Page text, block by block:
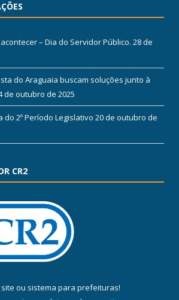
– Dia do Servidor Público. 28 de
do Araguaia buscam soluções junto à
de outubro de 2025
do 2º Período Legislativo 20 de outubro de
CR2
ou sistema para prefeituras!